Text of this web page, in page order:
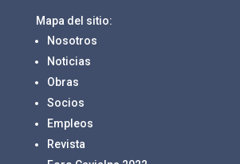
Mapa del sitio:
Nosotros
Noticias
Obras
Socios
Empleos
Revista